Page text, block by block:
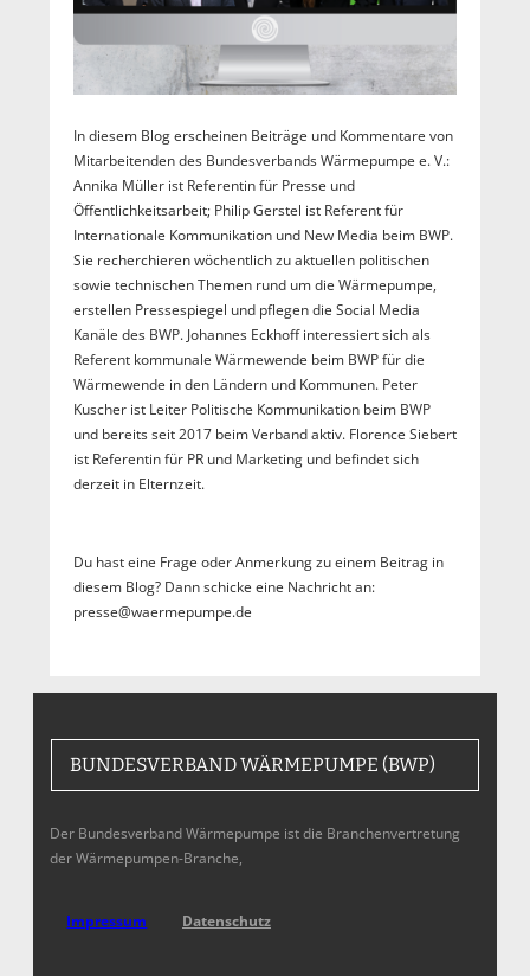
In diesem Blog erscheinen Beiträge und Kommentare von
Mitarbeitenden des Bundesverbands Wärmepumpe e. V.:
Annika Müller ist Referentin für Presse und
Öffentlichkeitsarbeit; Philip Gerstel ist Referent für
Internationale Kommunikation und New Media beim BWP.
Sie recherchieren wöchentlich zu aktuellen politischen
sowie technischen Themen rund um die Wärmepumpe,
erstellen Pressespiegel und pflegen die Social Media
Kanäle des BWP. Johannes Eckhoff interessiert sich als
Referent kommunale Wärmewende beim BWP für die
Wärmewende in den Ländern und Kommunen. Peter
Kuscher ist Leiter Politische Kommunikation beim BWP
und bereits seit 2017 beim Verband aktiv. Florence Siebert
ist Referentin für PR und Marketing und befindet sich
derzeit in Elternzeit.
Du hast eine Frage oder Anmerkung zu einem Beitrag in
diesem Blog? Dann schicke eine Nachricht an:
presse@waermepumpe.de
BUNDESVERBAND WÄRMEPUMPE (BWP)
Der Bundesverband Wärmepumpe ist die Branchenvertretung
der Wärmepumpen-Branche,
Impressum Datenschutz